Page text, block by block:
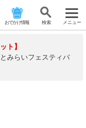
おでかけ情報 検 索 メニュー
ト】
みらいフェスティバ